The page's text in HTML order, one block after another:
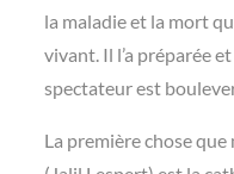
la maladie et la mort
vivant. Il l’a préparée
spectateur est
La première chose